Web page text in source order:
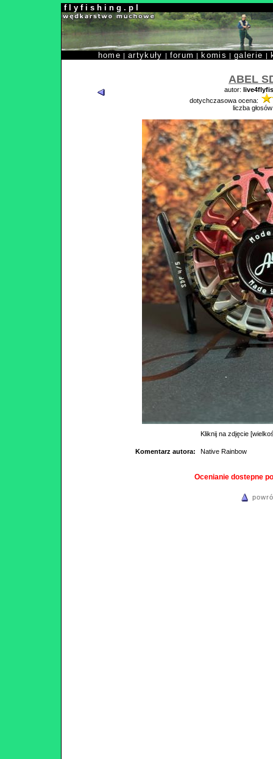
f l y f i s h i n g . p l
home |artykuły | forum | komis |galerie |
ABEL
autor:
dotychczasowa ocena:
liczba
Kliknij na zdjęcie
Komentarz autora: Native Rainbow
Ocenianie dostepne